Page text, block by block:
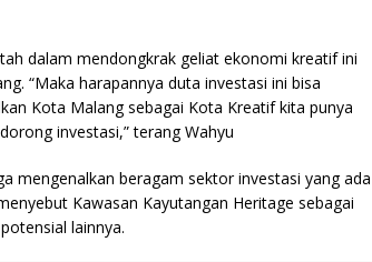
dalam mendongkrak geliat ekonomi kreatif ini
“Maka harapannya duta investasi ini bisa
Kota Malang sebagai Kota Kreatif kita punya
investasi,” terang Wahyu
mengenalkan beragam sektor investasi yang ada
Kawasan Kayutangan Heritage sebagai
lainnya.